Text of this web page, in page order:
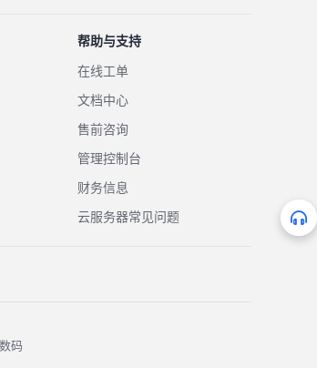
帮助与支持
在线工单
文档中心
售前咨询
管理控制台
财务信息
云服务器常见问题
码